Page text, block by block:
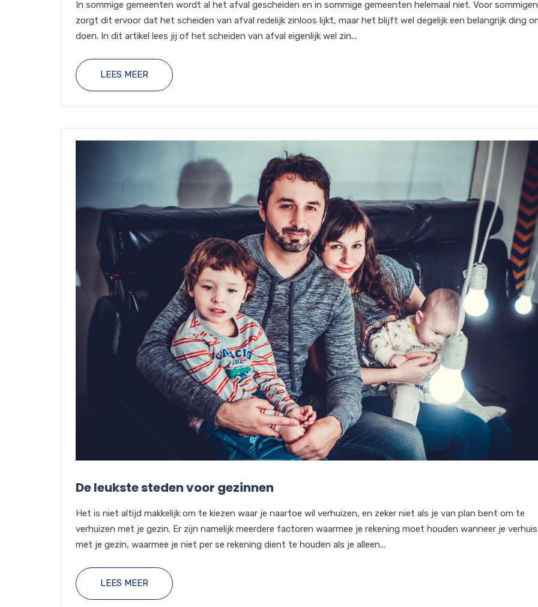
In sommige gemeenten wordt al het afval gescheiden en in sommige gemeenten helemaal niet. Voor sommigen
zorgt dit ervoor dat het scheiden van afval redelijk zinloos lijkt, maar het blijft wel degelijk een belangrijk ding
doen. In dit artikel lees jij of het scheiden van afval eigenlijk wel zin...
LEES MEER
De leukste steden voor gezinnen
Het is niet altijd makkelijk om te kiezen waar je naartoe wil verhuizen, en zeker niet als je van plan bent om te
verhuizen met je gezin. Er zijn namelijk meerdere factoren waarmee je rekening moet houden wanneer je
met je gezin, waarmee je niet per se rekening dient te houden als je alleen...
LEES MEER